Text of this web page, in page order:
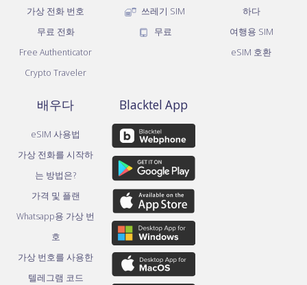
가상 전화 번호
무료 전화
Free Authenticator
Crypto Traveler
쓰레기 SIM
무료
하다
여행용 SIM
eSIM 호환
배우다
eSIM 사용법
가상 전화를 시작하
는 방법은?
가격 및 플랜
Whatsapp용 가상 번
호
가상 번호를 사용한
텔레그램 코드
Blacktel App